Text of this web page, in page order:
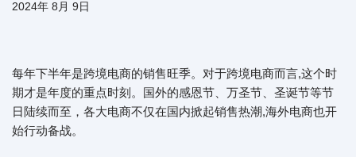
2024年 8月 9日
每年下半年是跨境电商的销售旺季。对于跨境电商而言,这个时
期才是年度的重点时刻。国外的感恩节、万圣节、圣诞节等节
日陆续而至，各大电商不仅在国内掀起销售热潮,海外电商也开
始行动备战。